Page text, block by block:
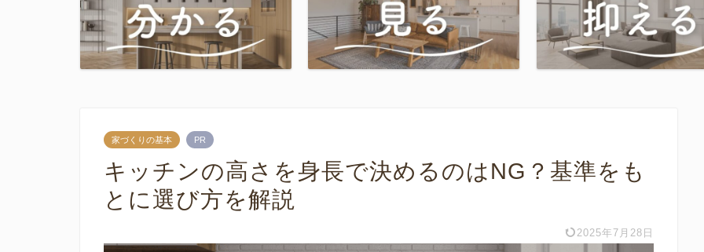
家づくりの基本 PR
キッチンの高さを身長で決めるのはNG？基準をも
とに選び方を解説
2025年7月28日